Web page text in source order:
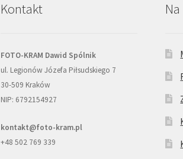
Kontakt
FOTO-KRAM Dawid Spólnik
ul. Legionów Józefa Piłsudskiego 7
30-509 Kraków
NIP: 6792154927
kontakt@foto-kram.pl
+48 502 769 339